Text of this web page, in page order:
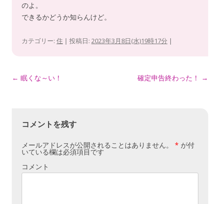
のよ。
できるかどうか知らんけど。
カテゴリー: 住 | 投稿日: 2023年3月8日(水)19時17分 |
投
← 眠くな～い！ 確定申告終わった！ →
コメントを残す
メールアドレスが公開されることはありません。 * が付
いている欄は必須項目です
コメント